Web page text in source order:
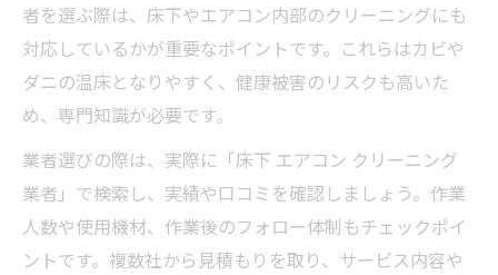
者を選ぶ際は、床下やエアコン内部のクリーニングにも
対応しているかが重要なポイントです。これらはカビや
ダニの温床となりやすく、健康被害のリスクも高いた
め、専門知識が必要です。
業者選びの際は、実際に「床下 エアコン クリーニング
業者」で検索し、実績や口コミを確認しましょう。作業
人数や使用機材、作業後のフォロー体制もチェックポイ
ントです。複数社から見積もりを取り、サービス内容や